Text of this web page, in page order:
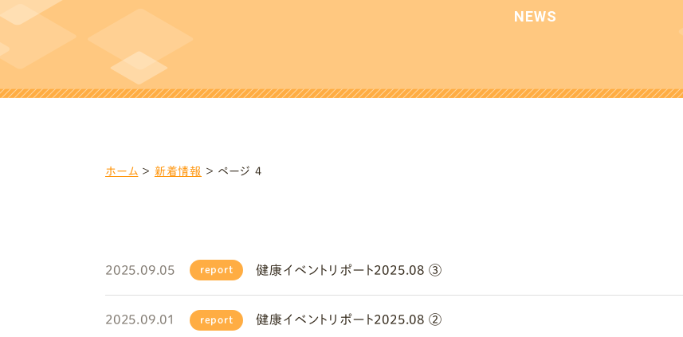
NEWS
ホーム ＞ 新着情報 ＞ ページ 4
2025.09.05 report 健康イベントリポート2025.08 ③
2025.09.01 report 健康イベントリポート2025.08 ②